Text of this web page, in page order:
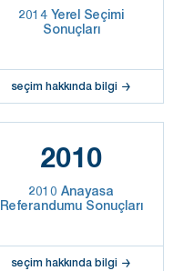
2014 Yerel Seçimi
Sonuçları
seçim hakkında bilgi
2010
2010 Anayasa
Referandumu Sonuçları
seçim hakkında bilgi